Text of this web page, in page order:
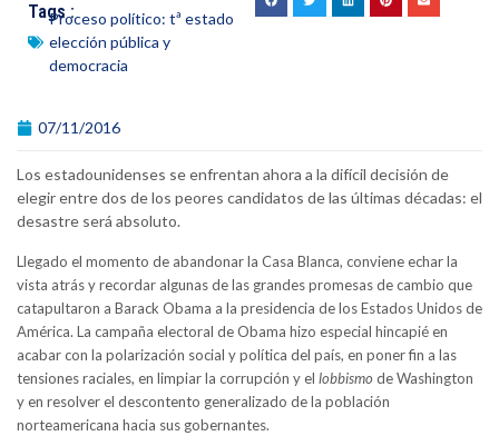
Tags :Proceso político: tª estado
elección pública y
democracia
07/11/2016
Los estadounidenses se enfrentan ahora a la difícil decisión de
elegir entre dos de los peores candidatos de las últimas décadas: el
desastre será absoluto.
Llegado el momento de abandonar la Casa Blanca, conviene echar la
vista atrás y recordar algunas de las grandes promesas de cambio que
catapultaron a Barack Obama a la presidencia de los Estados Unidos de
América. La campaña electoral de Obama hizo especial hincapié en
acabar con la polarización social y política del país, en poner fin a las
tensiones raciales, en limpiar la corrupción y el lobbismo de Washington
y en resolver el descontento generalizado de la población
norteamericana hacia sus gobernantes.